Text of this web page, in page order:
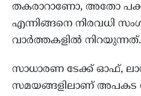
തകരാറാണോ, അതോ
എന്നിങ്ങനെ നിരവധി
വാർത്തകളിൽ നിറയുന്നത്.
സാധാരണ ടേക്ക് ഓഫ്,
സമയങ്ങളിലാണ് അപകട